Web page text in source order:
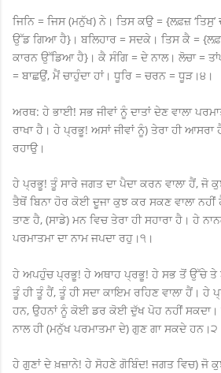
ਜਿਨਿ = ਜਿਸ (ਮਨੁੱਖ) ਨੇ। ਤਿਸ ਕਉ = {ਲਫ਼ਜ਼
ਉੱਡ ਗਿਆ ਹੈ}। ਬਲਿਹਾਰ = ਸਦਕੇ। ਤਿਸ ਕੈ =
ਕਾਰਨ ਉੱਡਿਆ ਹੈ}। ਕੈ ਸੰਗਿ = ਦੇ ਨਾਲ। ਲੋਚਾ =
= ਬਾਛਉਂ, ਮੈਂ ਚਾਹੁੰਦਾ ਹਾਂ। ਧੂਰਿ = ਚਰਨ = ਧੂੜ।੪।
ਅਰਥ: ਹੇ ਭਾਈ! ਸਭ ਜੀਵਾਂ ਨੂੰ ਦਾਤਾਂ ਦੇਣ ਵਾਲਾ
ਰਾਖਾ ਹੈ। ਹੇ ਪ੍ਰਭੂ! ਅਸਾਂ ਜੀਵਾਂ ਨੂੰ) ਤੇਰਾ ਹੀ ਆਸਰਾ
ਰਹਾਉ।
ਹੇ ਪ੍ਰਭੂ! ਤੂੰ ਸਾਰੇ ਜਗਤ ਦਾ ਪੈਦਾ ਕਰਨ ਵਾਲਾ ਹੈਂ, ਜੋ
ਤੈਥੋਂ ਬਿਨਾ ਹੋਰ ਕੋਈ ਦੂਜਾ ਕੁਝ ਕਰ ਸਕਣ ਵਾਲਾ ਨਹੀਂ
ਤਾਣ ਹੈ, (ਸਾਡੇ) ਮਨ ਵਿਚ ਤੇਰਾ ਹੀ ਸਹਾਰਾ ਹੈ। ਹੇ
ਪਰਮਾਤਮਾ ਦਾ ਨਾਮ ਜਪਦਾ ਰਹੁ।੧।
ਹੇ ਅਪਹੁੰਚ ਪ੍ਰਭੂ! ਹੇ ਅਥਾਹ ਪ੍ਰਭੂ! ਹੇ ਸਭ ਤੋਂ ਉੱਚੇ ਤੇ
ਤੂੰ ਹੀ ਤੂੰ ਹੈਂ, ਤੂੰ ਹੀ ਸਦਾ ਕਾਇਮ ਰਹਿਣ ਵਾਲਾ ਹੈਂ।
ਹਨ, ਉਹਨਾਂ ਨੂੰ ਕੋਈ ਡਰ ਕੋਈ ਦੁੱਖ ਪੋਹ ਨਹੀਂ ਸਕਦਾ।
ਨਾਲ ਹੀ (ਮਨੁੱਖ ਪਰਮਾਤਮਾ ਦੇ) ਗੁਣ ਗਾ ਸਕਦੇ
ਹੇ ਗੁਣਾਂ ਦੇ ਖ਼ਜ਼ਾਨੇ! ਹੇ ਸੋਹਣੇ ਗੋਬਿੰਦ! ਜਗਤ ਵਿਚ) ਜੋ